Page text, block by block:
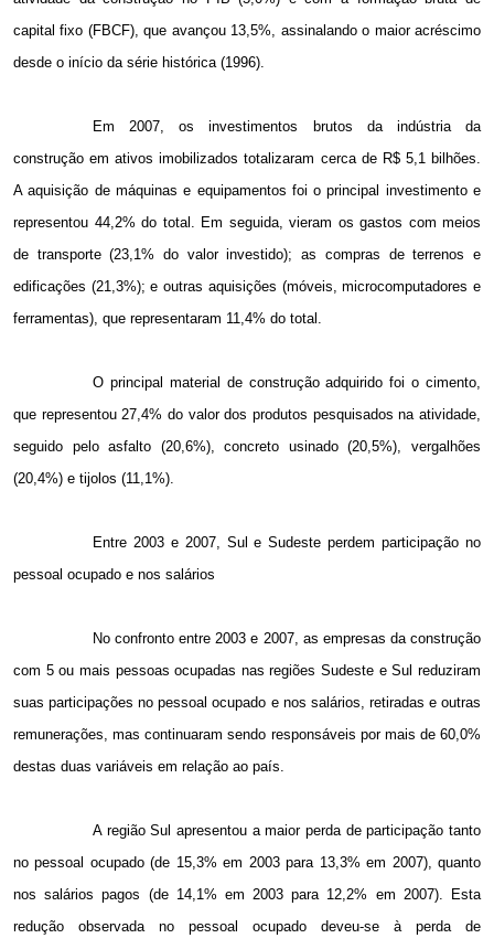
capital fixo (FBCF), que avançou 13,5%, assinalando o maior acréscimo
desde o início da série histórica (1996).
Em 2007, os investimentos brutos da indústria da
construção em ativos imobilizados totalizaram cerca de R$ 5,1 bilhões.
A aquisição de máquinas e equipamentos foi o principal investimento e
representou 44,2% do total. Em seguida, vieram os gastos com meios
de transporte (23,1% do valor investido); as compras de terrenos e
edificações (21,3%); e outras aquisições (móveis, microcomputadores e
ferramentas), que representaram 11,4% do total.
O principal material de construção adquirido foi o cimento,
que representou 27,4% do valor dos produtos pesquisados na atividade,
seguido pelo asfalto (20,6%), concreto usinado (20,5%), vergalhões
(20,4%) e tijolos (11,1%).
Entre 2003 e 2007, Sul e Sudeste perdem participação no
pessoal ocupado e nos salários
No confronto entre 2003 e 2007, as empresas da construção
com 5 ou mais pessoas ocupadas nas regiões Sudeste e Sul reduziram
suas participações no pessoal ocupado e nos salários, retiradas e outras
remunerações, mas continuaram sendo responsáveis por mais de 60,0%
destas duas variáveis em relação ao país.
A região Sul apresentou a maior perda de participação tanto
no pessoal ocupado (de 15,3% em 2003 para 13,3% em 2007), quanto
nos salários pagos (de 14,1% em 2003 para 12,2% em 2007). Esta
redução observada no pessoal ocupado deveu-se à perda de